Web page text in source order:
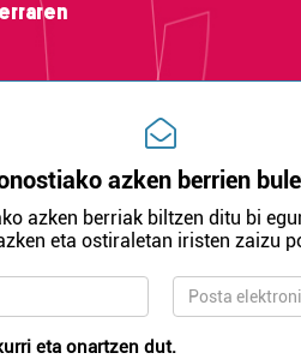
azken berrien
azken berriak biltzen ditu bi
eta ostiraletan iristen zaizu
eta onartzen dut.